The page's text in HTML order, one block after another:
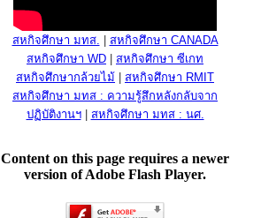
สหกิจศึกษา มทส.
สหกิจศึกษา CANADA
สหกิจศึกษา WD
สหกิจศึกษา ซีเกท
สหกิจศึกษากล้วยไม้
สหกิจศึกษา RMIT
สหกิจศึกษา มทส : ความรู้สึกหลังกลับจาก
ปฏิบัติงานฯ| สหกิจศึกษา มทส : นศ.
Content on this page requires a newer
version of Adobe Flash Player.